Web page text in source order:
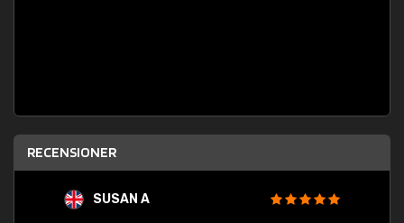
RECENSIONER
SUSAN A